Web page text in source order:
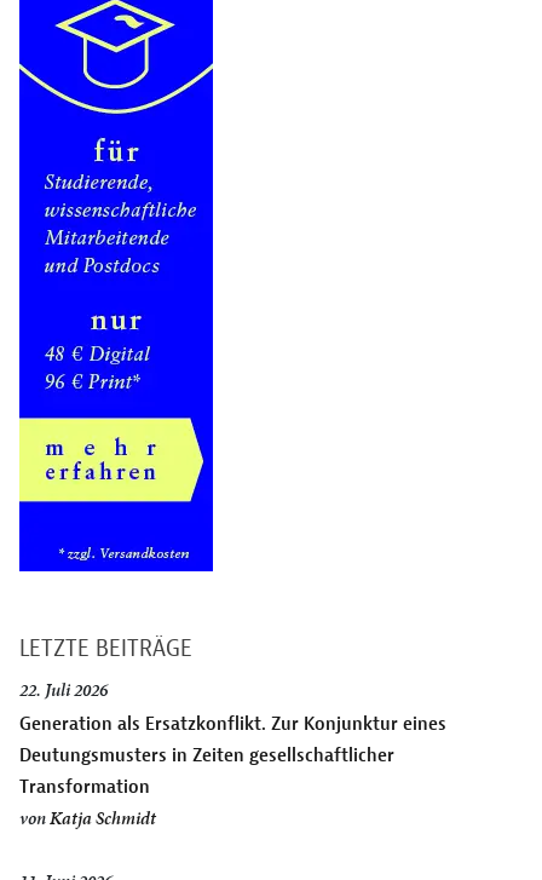
LETZTE BEITRÄGE
22. Juli 2026
Generation als Ersatzkonflikt. Zur Konjunktur eines
Deutungsmusters in Zeiten gesellschaftlicher
Transformation
vonKatja Schmidt